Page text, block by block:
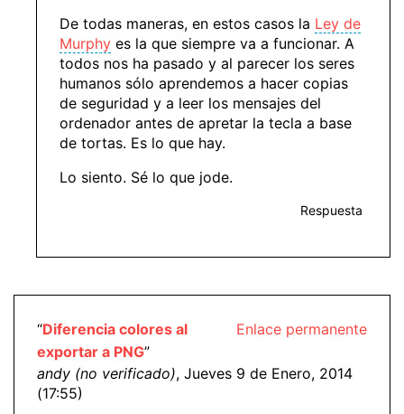
De todas maneras, en estos casos la Ley de
Murphy es la que siempre va a funcionar. A
todos nos ha pasado y al parecer los seres
humanos sólo aprendemos a hacer copias
de seguridad y a leer los mensajes del
ordenador antes de apretar la tecla a base
de tortas. Es lo que hay.
Lo siento. Sé lo que jode.
Respuesta
Enlace permanente
“Diferencia colores al
exportar a PNG”
andy (no verificado), Jueves 9 de Enero, 2014
(17:55)